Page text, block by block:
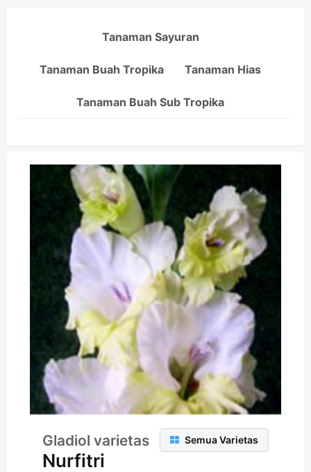
Tanaman Sayuran
Tanaman Buah Tropika Tanaman Hias
Tanaman Buah Sub Tropika
Semua Varietas
Gladiol varietas
Nurfitri